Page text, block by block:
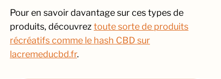
Pour en savoir davantage sur ces types de
produits, découvrez toute sorte de produits
récréatifs comme le hash CBD sur
lacremeducbd.fr.